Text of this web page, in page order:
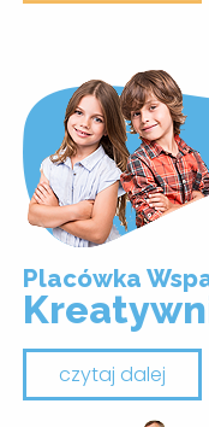
Placówka
czytaj dalej